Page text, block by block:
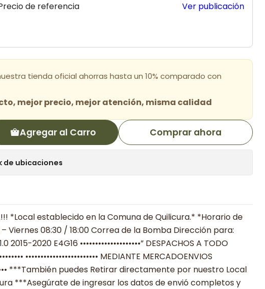
de referencia Ver publicación
tienda oficial ahorras hasta un 10% comparado con
mejor precio, mejor atención, misma calidad
Agregar al Carro Comprar ahora
de ubicaciones
*Local establecido en la Comuna de Quilicura.* *Horario de
Viernes 08:30 / 18:00 Correa de la Bomba Dirección para:
2020 E4G16 ••••••••••••••••••••” DESPACHOS A TODO
•••••••••••••••••••••••• MEDIANTE MERCADOENVIOS
***También puedes Retirar directamente por nuestro Local
***Asegúrate de ingresar los datos de envió completos y